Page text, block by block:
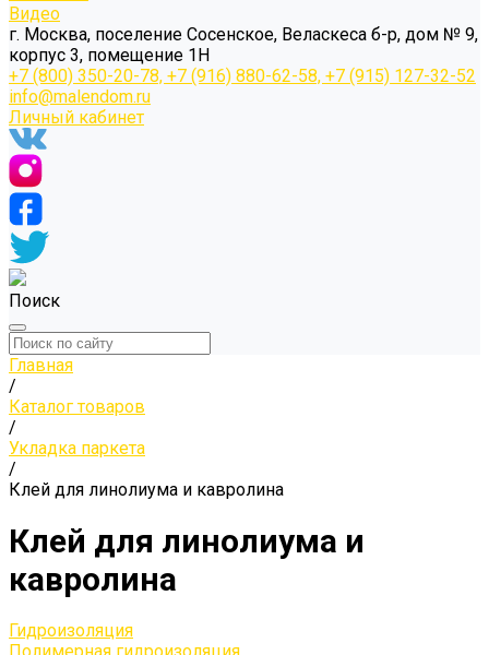
Видео
г. Москва, поселение Сосенское, Веласкеса б-р, дом № 9,
корпус 3, помещение 1Н
+7 (800) 350-20-78, +7 (916) 880-62-58, +7 (915) 127-32-52
info@malendom.ru
Личный кабинет
Поиск
Главная
/
Каталог товаров
/
Укладка паркета
/
Клей для линолиума и кавролина
Клей для линолиума и
кавролина
Гидроизоляция